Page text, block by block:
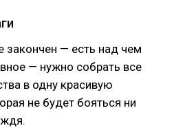
закончен — есть над чем
— нужно собрать все
в одну красивую
не будет бояться ни